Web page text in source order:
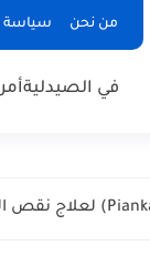
من نحن سياسة
في الصيدلية